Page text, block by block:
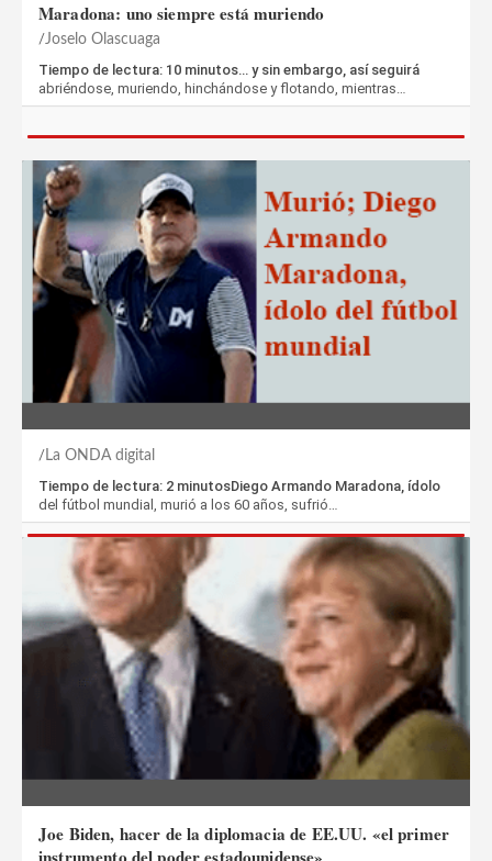
Maradona: uno siempre está muriendo
Joselo Olascuaga
Tiempo de lectura: 10 minutos… y sin embargo, así seguirá
abriéndose, muriendo, hinchándose y flotando, mientras…
La ONDA digital
Tiempo de lectura: 2 minutosDiego Armando Maradona, ídolo
del fútbol mundial, murió a los 60 años, sufrió…
Joe Biden, hacer de la diplomacia de EE.UU. «el primer